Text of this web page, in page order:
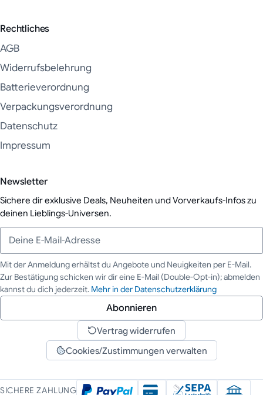
Rechtliches
AGB
Widerrufsbelehrung
Batterieverordnung
Verpackungsverordnung
Datenschutz
Impressum
Newsletter
Sichere dir exklusive Deals, Neuheiten und Vorverkaufs-Infos zu
deinen Lieblings-Universen.
Deine E-Mail-Adresse
Mit der Anmeldung erhältst du Angebote und Neuigkeiten per E-Mail.
Zur Bestätigung schicken wir dir eine E-Mail (Double-Opt-in); abmelden
kannst du dich jederzeit. Mehr in der Datenschutzerklärung
Abonnieren
Vertrag widerrufen
Cookies/Zustimmungen verwalten
SICHERE ZAHLUNG